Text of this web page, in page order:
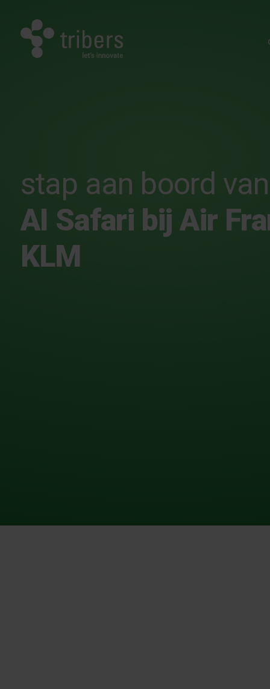
stap aan boord
AI Safari bij Air
KLM